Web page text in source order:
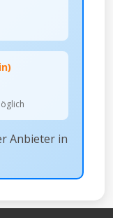
Anbieter in